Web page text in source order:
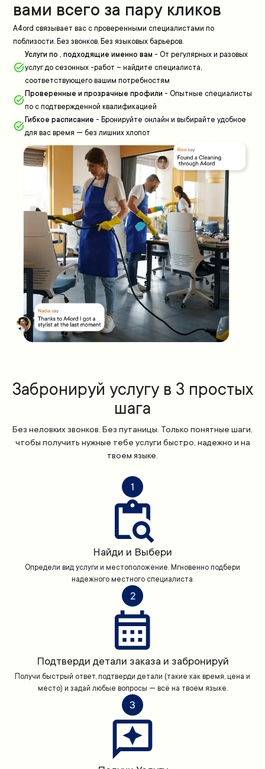
вами всего за пару кликов
A4ord связывает вас с проверенными специалистами по
поблизости. Без звонков. Без языковых барьеров.
Услуги по , подходящие именно вам - От регулярных и разовых
услуг до сезонных -работ – найдите специалиста,
соответствующего вашим потребностям
Проверенные и прозрачные профили - Опытные специалисты
по с подтвержденной квалификацией
Гибкое расписание - Бронируйте онлайн и выбирайте удобное
для вас время — без лишних хлопот
Забронируй услугу в 3 простых
шага
Без неловких звонков. Без путаницы. Только понятные шаги,
чтобы получить нужные тебе услуги быстро, надежно и на
твоем языке.
1
Найди и Выбери
Определи вид услуги и местоположение. Мгновенно подбери
надежного местного специалиста.
2
Подтверди детали заказа и забронируй
Получи быстрый ответ, подтверди детали (такие как время, цена и
место) и задай любые вопросы — всё на твоем языке.
3